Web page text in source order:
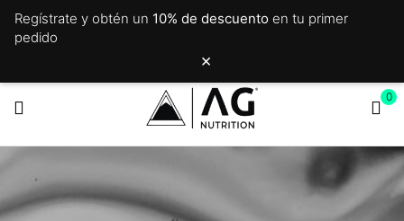
Regístrate y obtén un 10% de descuento en tu primer
pedido
×
0